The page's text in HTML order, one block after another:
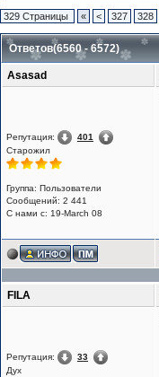
329 Страницы « < 327 328
Ответов(6560 - 6572)
Asasad
Репутация:
401
Старожил
Группа: Пользователи
Сообщений: 2 441
С нами с: 19-March 08
FILA
Репутация:
33
Дух